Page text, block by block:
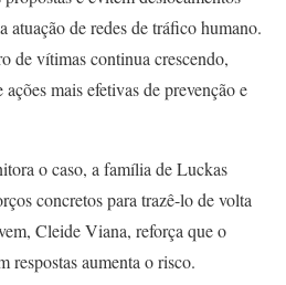
atuação de redes de tráfico humano.
de vítimas continua crescendo,
mais efetivas de prevenção e
o caso, a família de Luckas
concretos para trazê-lo de volta
Cleide Viana, reforça que o
respostas aumenta o risco.